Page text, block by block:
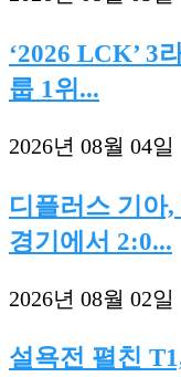
‘2026 LCK’ 3
룹 1위...
2026년 08월 04일
디플러스 기아
경기에서 2:0...
2026년 08월 02일
설욕전 펼친